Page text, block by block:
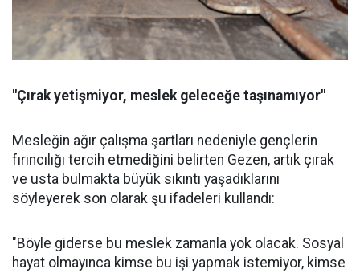
"Çırak yetişmiyor, meslek geleceğe taşınamıyor"
Mesleğin ağır çalışma şartları nedeniyle gençlerin
fırıncılığı tercih etmediğini belirten Gezen, artık çırak
ve usta bulmakta büyük sıkıntı yaşadıklarını
söyleyerek son olarak şu ifadeleri kullandı:
"Böyle giderse bu meslek zamanla yok olacak. Sosyal
hayat olmayınca kimse bu işi yapmak istemiyor, kimse